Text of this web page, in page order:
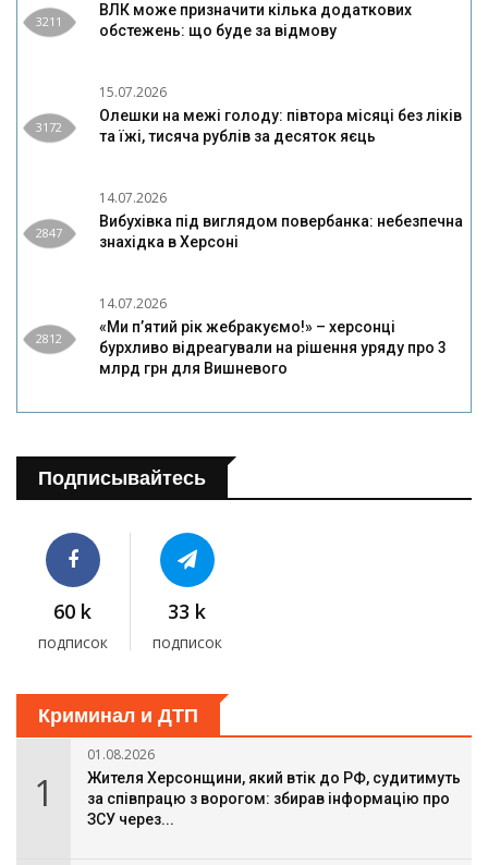
3211
ВЛК може призначити кілька додаткових
обстежень: що буде за відмову
3172
15.07.2026
Олешки на межі голоду: півтора місяці без ліків
та їжі, тисяча рублів за десяток яєць
2847
14.07.2026
Вибухівка під виглядом повербанка: небезпечна
знахідка в Херсоні
2812
14.07.2026
«Ми п’ятий рік жебракуємо!» – херсонці
бурхливо відреагували на рішення уряду про 3
млрд грн для Вишневого
Подписывайтесь
60 k
подписок
33 k
подписок
Криминал и ДТП
1
01.08.2026
Жителя Херсонщини, який втік до РФ, судитимуть
за співпрацю з ворогом: збирав інформацію про
ЗСУ через...